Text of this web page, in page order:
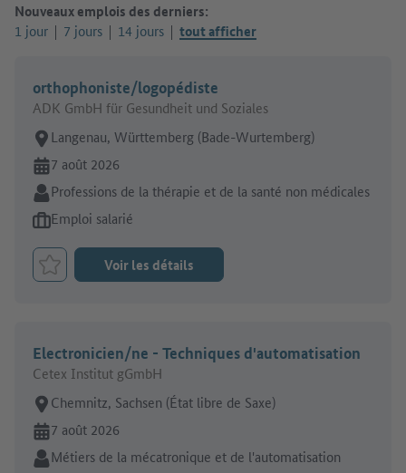
Nouveaux emplois des derniers:
1 jour 7 jours 14 jours tout afficher
orthophoniste/logopédiste
ADK GmbH für Gesundheit und Soziales
Lieu de travail:
Langenau, Württemberg (Bade-Wurtemberg)
En ligne depuis:
7 août 2026
Secteur:
Professions de la thérapie et de la santé non médicales
Type d'offre d'emploi:
Emploi salarié
Retenir le job
Voir les détails
Electronicien/ne - Techniques d'automatisation
Cetex Institut gGmbH
Lieu de travail:
Chemnitz, Sachsen (État libre de Saxe)
En ligne depuis:
7 août 2026
Secteur:
Métiers de la mécatronique et de l'automatisation